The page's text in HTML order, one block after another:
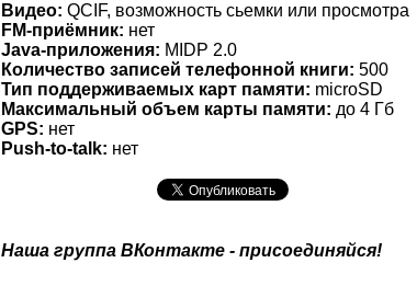
Видео: QCIF, возможность сьемки или просмотра
FM-приёмник: нет
Java-приложения: MIDP 2.0
Количество записей телефонной книги: 500
Тип поддерживаемых карт памяти: microSD
Максимальный объем карты памяти: до 4 Гб
GPS: нет
Push-to-talk: нет
Наша группа ВКонтакте - присоединяйся!